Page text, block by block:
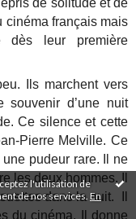
l'utilisation de
de nos services. En
cinéma français mais
dès leur première
Ils marchent vers
d’une nuit
Ce silence et cette
Pierre Melville. Ce
pudeur rare. Il ne
les deux hommes. Il
dans la nuit. Il
du cinéma. Il donne